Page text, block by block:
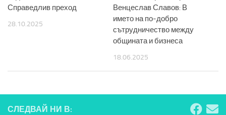
Справедлив преход
28.10.2025
Венцеслав Славов: В
името на по-добро
сътрудничество между
общината и бизнеса
18.06.2025
СЛЕДВАЙ НИ В: